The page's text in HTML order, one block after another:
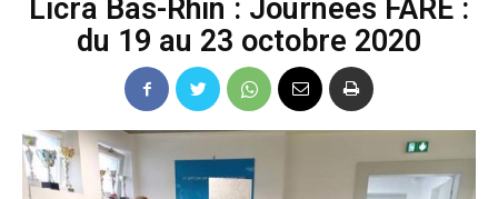
Antiraciste
1927
Licra Bas-Rhin : Journées FARE :
du 19 au 23 octobre 2020